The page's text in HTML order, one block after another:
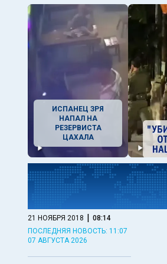
ИСПАНЕЦ ЗРЯ
НАПАЛ НА
РЕЗЕРВИСТА
ЦАХАЛА
21 НОЯБРЯ 2018 | 08:14
ПОСЛЕДНЯЯ НОВОСТЬ: 11:07
07 АВГУСТА 2026